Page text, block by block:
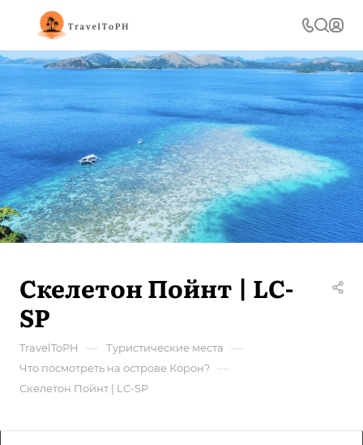
Скелетон Пойнт | LC-
SP
TravelToPH — Туристические места —
Что посмотреть на острове Корон? —
Скелетон Пойнт | LC-SP